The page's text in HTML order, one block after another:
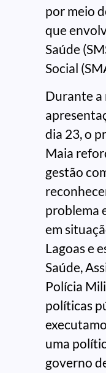
por meio
que
Saúde
Social
Durante a
dia 23, o
Maia
gestão
problema
em
Lagoas e
Saúde,
Polícia
políticas
uma
governo